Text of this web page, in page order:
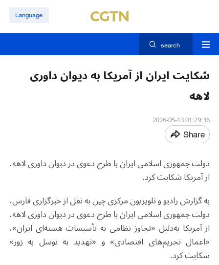
Language
search
شکایت ایران از آمریکا به دیوان داوری
لاهه
01:29:36 2026-05-13
Share
دولت جمهوری اسلامی ایران با طرح دعوی در دیوان داوری لاهه،
از آمریکا شکایت کرد.
به گزارش رادیو و تلویزیون مرکزی چین به نقل از خبرگزاری فارس،
دولت جمهوری اسلامی ایران با طرح دعوی در دیوان داوری لاهه،
از آمریکا به‌دلیل «تجاوز نظامی به تأسیسات هسته‌ای ایران»،
«اعمال تحریم‌های اقتصادی» و «تهدید به توسل به زور»
شکایت کرد.